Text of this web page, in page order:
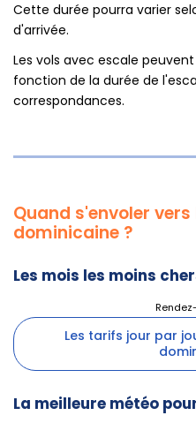
Cette durée pourra varier
d'arrivée.
Les vols avec escale peuvent
fonction de la durée de
correspondances.
Quand s'envoler
dominicaine ?
Les mois les moins
Les tarifs jour par
La meilleure météo